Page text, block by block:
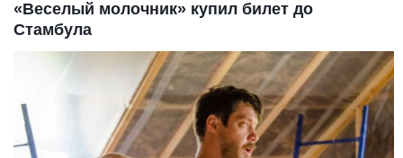
«Веселый молочник» купил билет до
Стамбула